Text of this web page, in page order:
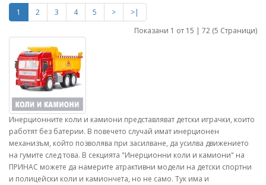
1 2 3 4 5 >
>|
Показани 1 от 15 | 72 (5 Страници)
Инерционните коли и камиони представляват детски играчки, които
работят без батерии. В повечето случай имат инерционен
механизъм, който позволява при засилване, да усилва движението
на гумите след това. В секцията "Инерционни коли и камиони" на
ПРИНАС можете да намерите атрактивни модели на детски спортни
и полицейски коли и камиончета, но не само. Тук има и